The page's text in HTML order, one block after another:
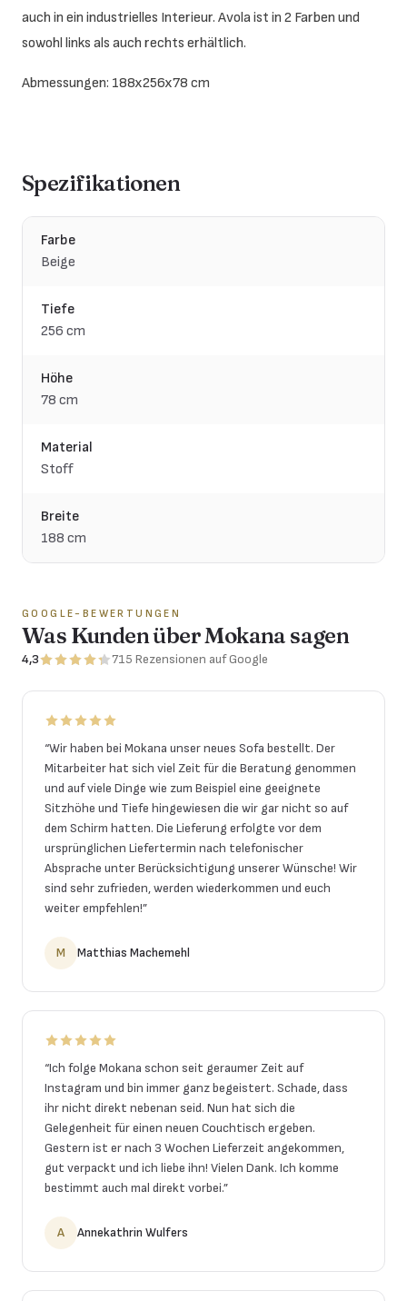
auch in ein industrielles Interieur. Avola ist in 2 Farben und
sowohl links als auch rechts erhältlich.
Abmessungen: 188x256x78 cm
Spezifikationen
Farbe
Beige
Tiefe
256 cm
Höhe
78 cm
Material
Stoff
Breite
188 cm
GOOGLE-BEWERTUNGEN
Was Kunden über Mokana sagen
4,3 715 Rezensionen auf Google
“Wir haben bei Mokana unser neues Sofa bestellt. Der
Mitarbeiter hat sich viel Zeit für die Beratung genommen
und auf viele Dinge wie zum Beispiel eine geeignete
Sitzhöhe und Tiefe hingewiesen die wir gar nicht so auf
dem Schirm hatten. Die Lieferung erfolgte vor dem
ursprünglichen Liefertermin nach telefonischer
Absprache unter Berücksichtigung unserer Wünsche! Wir
sind sehr zufrieden, werden wiederkommen und euch
weiter empfehlen!”
M Matthias Machemehl
“Ich folge Mokana schon seit geraumer Zeit auf
Instagram und bin immer ganz begeistert. Schade, dass
ihr nicht direkt nebenan seid. Nun hat sich die
Gelegenheit für einen neuen Couchtisch ergeben.
Gestern ist er nach 3 Wochen Lieferzeit angekommen,
gut verpackt und ich liebe ihn! Vielen Dank. Ich komme
bestimmt auch mal direkt vorbei.”
A Annekathrin Wulfers